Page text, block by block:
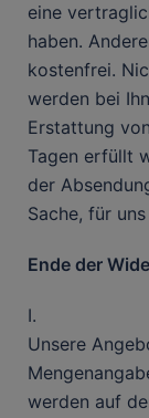
eine
haben.
kostenfrei.
werden bei
Erstattung
Tagen erfüllt
der
Sache, für
Ende der
I.
Unsere
werden auf